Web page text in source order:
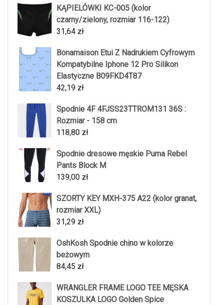
KĄPIELÓWKI KC-005 (kolor
czarny/zielony, rozmiar 116-122)
31,64 zł
Bonamaison Etui Z Nadrukiem Cyfrowym
Kompatybilne Iphone 12 Pro Silikon
Elastyczne B09FKD4T87
42,19 zł
Spodnie 4F 4FJSS23TTROM131 36S :
Rozmiar - 158 cm
118,80 zł
Spodnie dresowe męskie Puma Rebel
Pants Block M
139,00 zł
SZORTY KEY MXH-375 A22 (kolor granat,
rozmiar XXL)
31,29 zł
OshKosh Spodnie chino w kolorze
beżowym
84,45 zł
WRANGLER FRAME LOGO TEE MĘSKA
KOSZULKA LOGO Golden Spice